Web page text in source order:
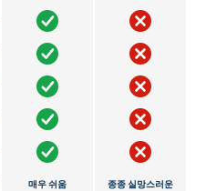
매우 쉬움 종종 실망스러운